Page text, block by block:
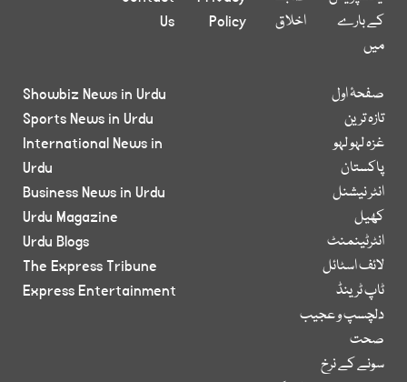
کے بارے
میں
اخلاق
Policy
Us
صفحۂ اول
تازہ ترین
غزہ لہو لہو
پاکستان
انٹر نیشنل
کھیل
انٹرٹینمنٹ
لائف اسٹائل
ٹاپ ٹرینڈ
دلچسپ و عجیب
صحت
سونے کے نرخ
Showbiz News in Urdu
Sports News in Urdu
International News in
Urdu
Business News in Urdu
Urdu Magazine
Urdu Blogs
The Express Tribune
Express Entertainment